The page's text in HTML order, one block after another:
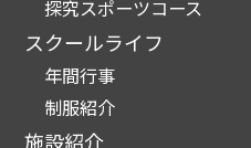
探究スポーツコース
スクールライフ
年間行事
制服紹介
施設紹介